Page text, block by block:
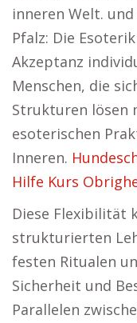
inneren Welt.
Pfalz: Die
Akzeptanz
Menschen, die
Strukturen lösen
esoterischen
Inneren.
Hilfe Kurs
Diese
strukturierten
festen Ritualen
Sicherheit und
Parallelen